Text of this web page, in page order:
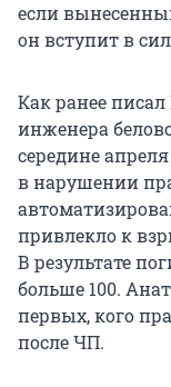
если
он вступит в
Как ранее писал
инженера
середине
в нарушении
привлекло к
В результате
больше 100.
первых, кого
после ЧП.